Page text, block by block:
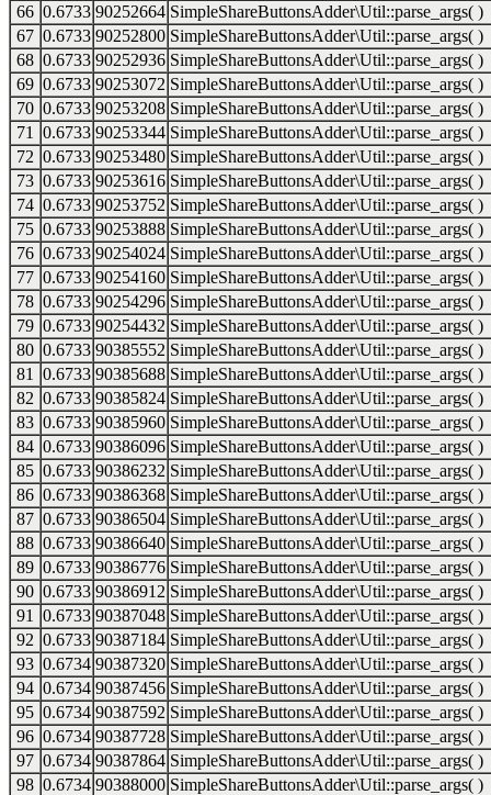
66 0.6733 90252664 SimpleShareButtonsAdder\Util::parse_args( )
67 0.6733 90252800 SimpleShareButtonsAdder\Util::parse_args( )
68 0.6733 90252936 SimpleShareButtonsAdder\Util::parse_args( )
69 0.6733 90253072 SimpleShareButtonsAdder\Util::parse_args( )
70 0.6733 90253208 SimpleShareButtonsAdder\Util::parse_args( )
71
0.6733 90253344 SimpleShareButtonsAdder\Util::parse_args( )
72 0.6733 90253480 SimpleShareButtonsAdder\Util::parse_args( )
73 0.6733 90253616 SimpleShareButtonsAdder\Util::parse_args( )
74 0.6733 90253752 SimpleShareButtonsAdder\Util::parse_args( )
75 0.6733 90253888 SimpleShareButtonsAdder\Util::parse_args( )
76 0.6733 90254024 SimpleShareButtonsAdder\Util::parse_args( )
77 0.6733 90254160 SimpleShareButtonsAdder\Util::parse_args( )
78 0.6733 90254296 SimpleShareButtonsAdder\Util::parse_args( )
79 0.6733 90254432 SimpleShareButtonsAdder\Util::parse_args( )
80 0.6733 90385552 SimpleShareButtonsAdder\Util::parse_args( )
81
0.6733 90385688 SimpleShareButtonsAdder\Util::parse_args( )
82 0.6733 90385824 SimpleShareButtonsAdder\Util::parse_args( )
83 0.6733 90385960 SimpleShareButtonsAdder\Util::parse_args( )
84 0.6733 90386096 SimpleShareButtonsAdder\Util::parse_args( )
85 0.6733 90386232 SimpleShareButtonsAdder\Util::parse_args( )
86 0.6733 90386368 SimpleShareButtonsAdder\Util::parse_args( )
87 0.6733 90386504 SimpleShareButtonsAdder\Util::parse_args( )
88 0.6733 90386640 SimpleShareButtonsAdder\Util::parse_args( )
89 0.6733 90386776 SimpleShareButtonsAdder\Util::parse_args( )
90 0.6733 90386912 SimpleShareButtonsAdder\Util::parse_args( )
91
0.6733 90387048 SimpleShareButtonsAdder\Util::parse_args( )
92 0.6733 90387184 SimpleShareButtonsAdder\Util::parse_args( )
93 0.6734 90387320 SimpleShareButtonsAdder\Util::parse_args( )
94 0.6734 90387456 SimpleShareButtonsAdder\Util::parse_args( )
95 0.6734 90387592 SimpleShareButtonsAdder\Util::parse_args( )
96 0.6734 90387728 SimpleShareButtonsAdder\Util::parse_args( )
97 0.6734 90387864 SimpleShareButtonsAdder\Util::parse_args( )
98 0.6734 90388000 SimpleShareButtonsAdder\Util::parse_args( )